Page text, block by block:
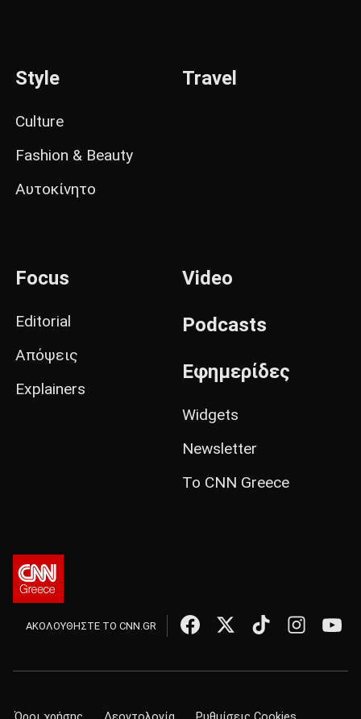
Style
Culture
Fashion & Beauty
Αυτοκίνητο
Travel
Focus
Editorial
Απόψεις
Explainers
Video
Podcasts
Εφημερίδες
Widgets
Newsletter
Το CNN Greece
ΑΚΟΛΟΥΘΗΣΤΕ ΤΟ CNN.GR